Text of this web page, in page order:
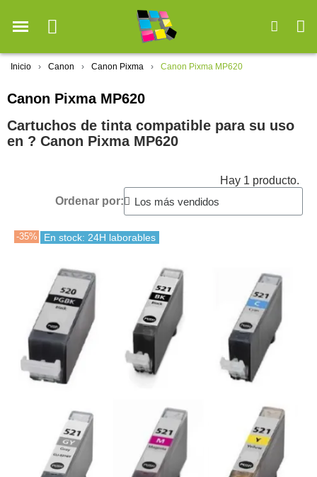
Inicio Canon Canon Pixma Canon Pixma MP620
Canon Pixma MP620
Cartuchos de tinta compatible para su uso
en ?️ Canon Pixma MP620
Hay 1 producto.
Ordenar por:
-35% En stock: 24H laborables